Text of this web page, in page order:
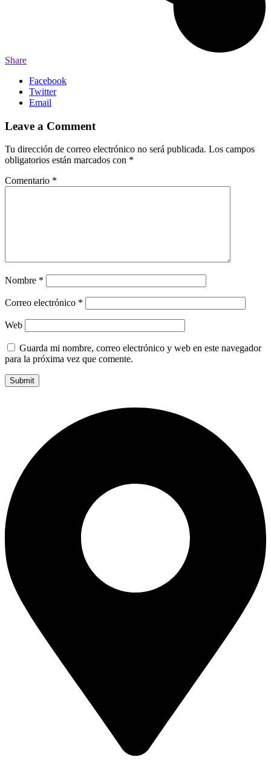
Share
Facebook
Twitter
Email
Leave a Comment
Tu dirección de correo electrónico no será publicada. Los campos
obligatorios están marcados con *
Comentario *
Nombre *
Correo electrónico *
Web
Guarda mi nombre, correo electrónico y web en este navegador
para la próxima vez que comente.